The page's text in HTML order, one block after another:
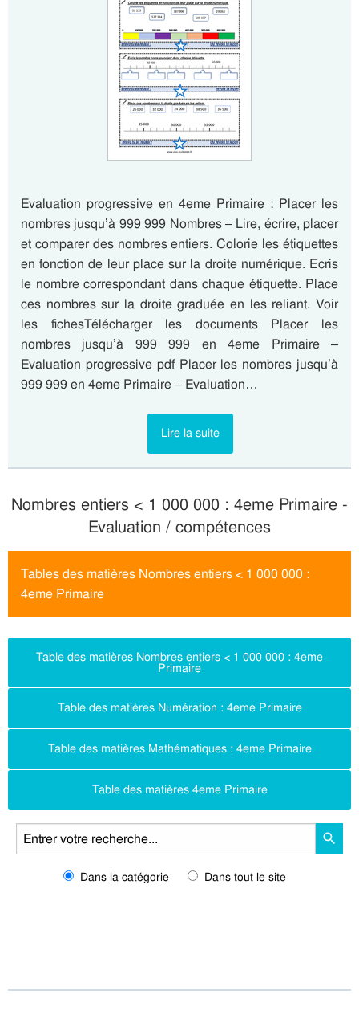
Evaluation progressive en 4eme Primaire : Placer les
nombres jusqu’à 999 999 Nombres – Lire, écrire, placer
et comparer des nombres entiers. Colorie les étiquettes
en fonction de leur place sur la droite numérique. Ecris
le nombre correspondant dans chaque étiquette. Place
ces nombres sur la droite graduée en les reliant. Voir
les fichesTélécharger les documents Placer les
nombres jusqu’à 999 999 en 4eme Primaire –
Evaluation progressive pdf Placer les nombres jusqu’à
999 999 en 4eme Primaire – Evaluation…
Lire la suite
Nombres entiers < 1 000 000 : 4eme Primaire -
Evaluation / compétences
Tables des matières Nombres entiers < 1 000 000 :
4eme Primaire
Table des matières Nombres entiers < 1 000 000 : 4eme
Primaire
Table des matières Numération : 4eme Primaire
Table des matières Mathématiques : 4eme Primaire
Table des matières 4eme Primaire
Dans la catégorie Dans tout le site